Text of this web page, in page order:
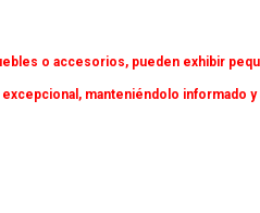
o accesorios, pueden exhibir
manteniéndolo informado